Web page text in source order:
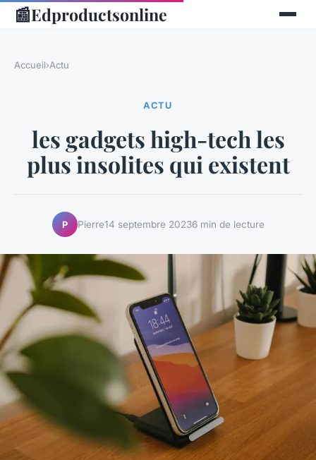
📰Edproductsonline
Accueil›Actu
ACTU
les gadgets high-tech les
plus insolites qui existent
P Pierre14 septembre 20236 min de lecture